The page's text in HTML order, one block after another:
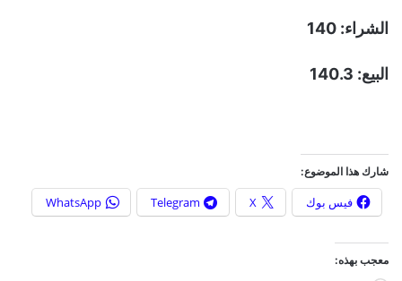
الشراء: 140
البيع: 140.3
شارك هذا الموضوع:
فيس بوك X
Telegram
WhatsApp
معجب بهذه: